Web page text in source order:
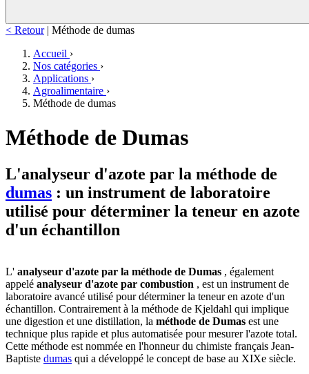
< Retour | Méthode de dumas
Accueil ›
Nos catégories ›
Applications ›
Agroalimentaire ›
Méthode de dumas
Méthode de Dumas
L'analyseur d'azote par la méthode de
dumas : un instrument de laboratoire
utilisé pour déterminer la teneur en azote
d'un échantillon
L' analyseur d'azote par la méthode de Dumas , également
appelé analyseur d'azote par combustion , est un instrument de
laboratoire avancé utilisé pour déterminer la teneur en azote d'un
échantillon. Contrairement à la méthode de Kjeldahl qui implique
une digestion et une distillation, la méthode de Dumas est une
technique plus rapide et plus automatisée pour mesurer l'azote total.
Cette méthode est nommée en l'honneur du chimiste français Jean-
Baptiste dumas qui a développé le concept de base au XIXe siècle.